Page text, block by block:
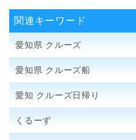
関連キーワード
愛知県 クルーズ
愛知県 クルーズ船
愛知 クルーズ日帰り
くるーず